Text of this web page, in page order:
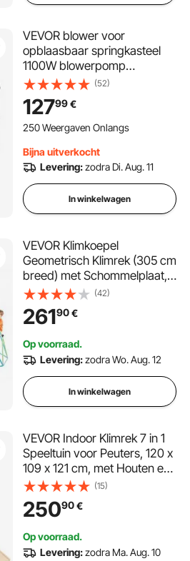
VEVOR blower voor
opblaasbaar springkasteel
1100W blowerpomp
luchtpomp 770 m³/h
(52)
12799€
250 Weergaven Onlangs
Bijna uitverkocht
Levering:zodra Di. Aug. 11
In winkelwagen
VEVOR Klimkoepel
Geometrisch Klimrek (305 cm
breed) met Schommelplaat,
Draagvermogen 453 kg
Klimrek, Klimtoestel voor
kinderen van 3 tot 10 jaar
(42)
26190€
Op voorraad.
Levering:zodra Wo. Aug. 12
In winkelwagen
VEVOR Indoor Klimrek 7 in 1
Speeltuin voor Peuters, 120 x
109 x 121 cm, met Houten en
Touwladder, Netladder,
Schommel, Klimrek, Glijbaan,
Klimwand, Houten
(15)
25090€
Op voorraad.
Levering:zodra Ma. Aug. 10